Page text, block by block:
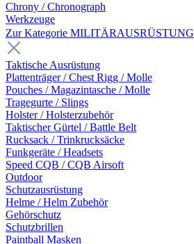
Chrony / Chronograph
Werkzeuge
Zur Kategorie MILITÄRAUSRÜSTUNG
Taktische Ausrüstung
Plattenträger / Chest Rigg / Molle
Pouches / Magazintasche / Molle
Tragegurte / Slings
Holster / Holsterzubehör
Taktischer Gürtel / Battle Belt
Rucksack / Trinkrucksäcke
Funkgeräte / Headsets
Speed CQB / CQB Airsoft
Outdoor
Schutzausrüstung
Helme / Helm Zubehör
Gehörschutz
Schutzbrillen
Paintball Masken